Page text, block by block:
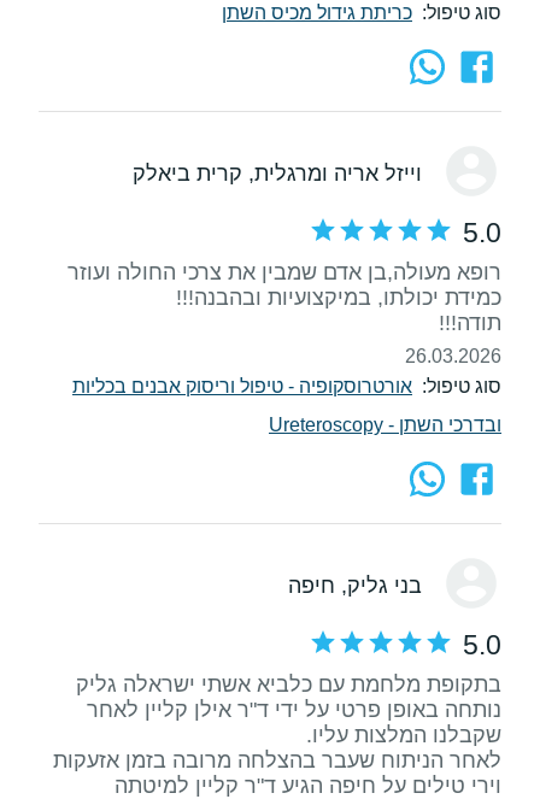
סוג טיפול: כריתת גידול מכיס השתן
וייזל אריה ומרגלית, קרית ביאלק
5.0
רופא מעולה,בן אדם שמבין את צרכי החולה ועוזר
תודה!!!
26.03.2026
סוג טיפול: אורטרוסקופיה - טיפול וריסוק אבנים בכליות
ובדרכי השתן - Ureteroscopy
בני גליק, חיפה
5.0
בתקופת מלחמת עם כלביא אשתי ישראלה גליק
נותחה באופן פרטי על ידי ד"ר אילן קליין לאחר
לאחר הניתוח שעבר בהצלחה מרובה בזמן אזעקות
וירי טילים על חיפה הגיע ד"ר קליין למיטתה